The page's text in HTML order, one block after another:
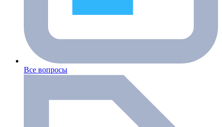
Все вопросы